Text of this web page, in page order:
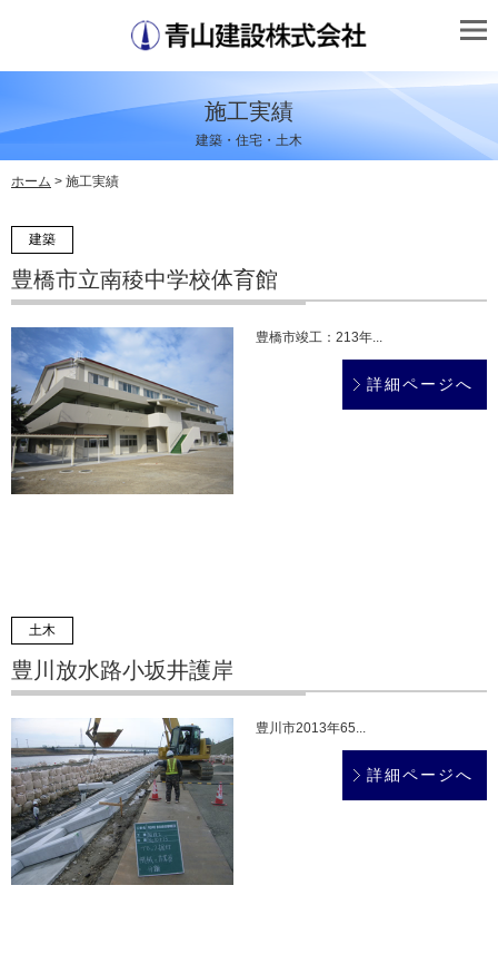
施工実績
建築・住宅・土木
ホーム > 施工実績
建築
豊橋市立南稜中学校体育館
豊橋市竣工：213年...
詳細ページへ
土木
豊川放水路小坂井護岸
豊川市2013年65...
詳細ページへ